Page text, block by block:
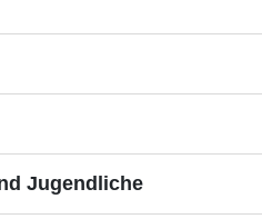
Jugendliche